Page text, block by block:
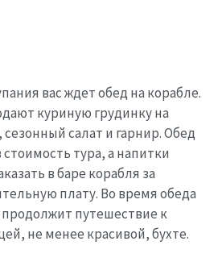
вас ждет обед на корабле.
куриную грудинку на
сезонный салат и гарнир. Обед
стоимость тура, а напитки
в баре корабля за
плату. Во время обеда
продолжит путешествие к
не менее красивой, бухте.